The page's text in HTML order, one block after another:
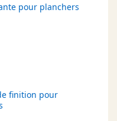
pour planchers
finition pour